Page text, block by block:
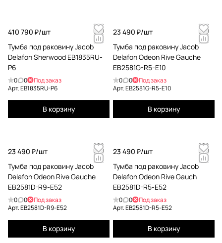
410 790 ₽/шт
Тумба под раковину Jacob
Delafon Sherwood EB1835RU-
P6
0 0
Под заказ
Арт.EB1835RU-P6
В корзину
23 490 ₽/шт
Тумба под раковину Jacob
Delafon Odeon Rive Gauche
EB2581G-R5-E10
0 0
Под заказ
Арт.EB2581G-R5-E10
В корзину
23 490 ₽/шт
Тумба под раковину Jacob
Delafon Odeon Rive Gauche
EB2581D-R9-E52
0 0
Под заказ
Арт.EB2581D-R9-E52
В корзину
23 490 ₽/шт
Тумба под раковину Jacob
Delafon Odeon Rive Gauch
EB2581D-R5-E52
0 0
Под заказ
Арт.EB2581D-R5-E52
В корзину